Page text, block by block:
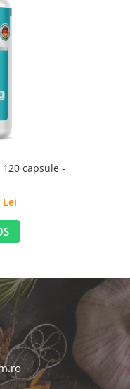
capsule -
Lei